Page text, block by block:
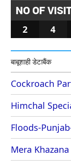
NO OF
2 4
बाबूशाही डेटाबैंक
Cockroach
Himchal
Floods-
Mera Khazana